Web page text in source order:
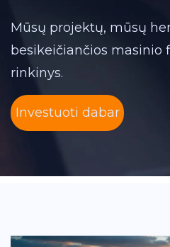
Mūsų projektų, mūsų
besikeičiančios masinio
rinkinys.
Investuoti dabar